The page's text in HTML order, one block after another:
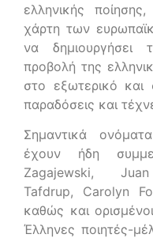
ελληνικής
χάρτη των
να δημιουργήσει
προβολή της
στο εξωτερικό
παραδόσεις και
Σημαντικά
έχουν ήδη
Zagajewski,
Tafdrup, Carolyn
καθώς και
Έλληνες ποιητές-